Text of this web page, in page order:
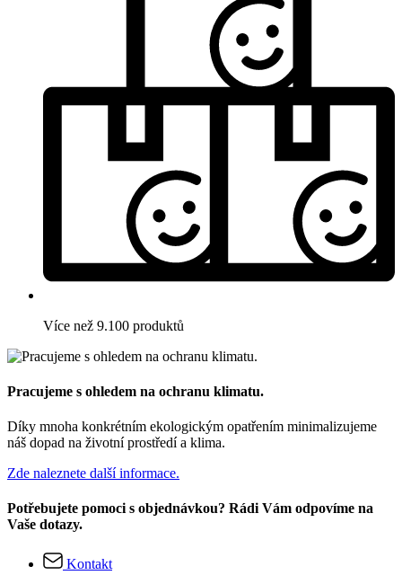
Více než 9.100 produktů
Pracujeme s ohledem na ochranu klimatu.
Díky mnoha konkrétním ekologickým opatřením minimalizujeme
náš dopad na životní prostředí a klima.
Zde naleznete další informace.
Potřebujete pomoci s objednávkou? Rádi Vám odpovíme na
Vaše dotazy.
Kontakt